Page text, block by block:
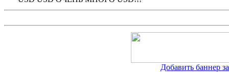
Добавить баннер